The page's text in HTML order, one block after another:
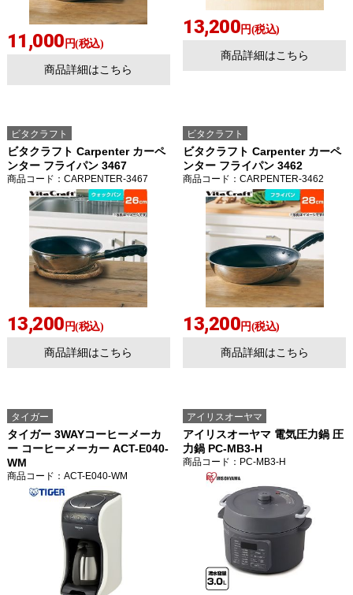
11,000 円(税込)
商品詳細はこちら
13,200円(税込)
商品詳細はこちら
ビタクラフト
ビタクラフト Carpenter カーペ
ンター フライパン 3467
商品コード ：CARPENTER-3467
13,200 円(税込)
商品詳細はこちら
ビタクラフト
ビタクラフト Carpenter カーペ
ンター フライパン 3462
商品コード ：CARPENTER-3462
13,200円(税込)
商品詳細はこちら
タイガー
タイガー 3WAYコーヒーメーカ
ー コーヒーメーカー ACT-E040-
WM
商品コード ：ACT-E040-WM
アイリスオーヤマ
アイリスオーヤマ 電気圧力鍋 圧
力鍋 PC-MB3-H
商品コード ：PC-MB3-H
お買い物を続ける カートへ進む